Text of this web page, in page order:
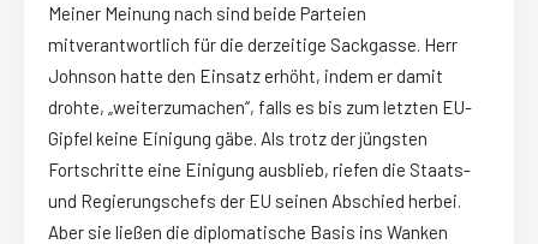
Meiner Meinung nach sind beide Parteien
mitverantwortlich für die derzeitige Sackgasse. Herr
Johnson hatte den Einsatz erhöht, indem er damit
drohte, „weiterzumachen“, falls es bis zum letzten EU-
Gipfel keine Einigung gäbe. Als trotz der jüngsten
Fortschritte eine Einigung ausblieb, riefen die Staats-
und Regierungschefs der EU seinen Abschied herbei.
Aber sie ließen die diplomatische Basis ins Wanken